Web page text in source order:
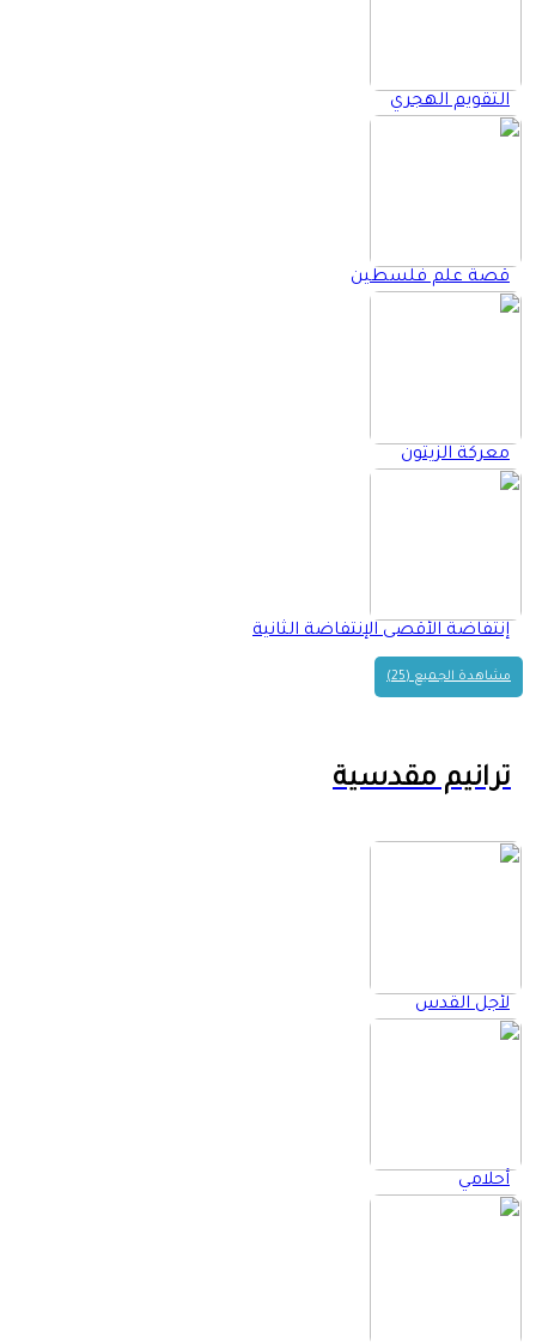
التقويم الهجري
قصة علم فلسطين
معركة الزيتون
إنتفاضة الأقصى الإنتفاضة الثانية
مشاهدة الجميع (25)
ترانيم مقدسية
لأجل القدس
أحلامي